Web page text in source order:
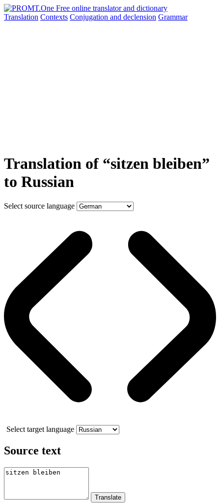
Translation Contexts Conjugation and declension Grammar
Translation of “sitzen bleiben”
to Russian
Select source language
Select target language
Source text